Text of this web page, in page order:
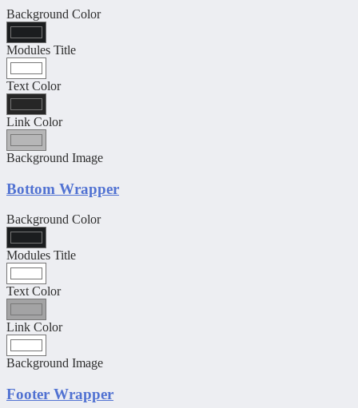
Background Color
Modules Title
Text Color
Link Color
Background Image
Bottom Wrapper
Background Color
Modules Title
Text Color
Link Color
Background Image
Footer Wrapper